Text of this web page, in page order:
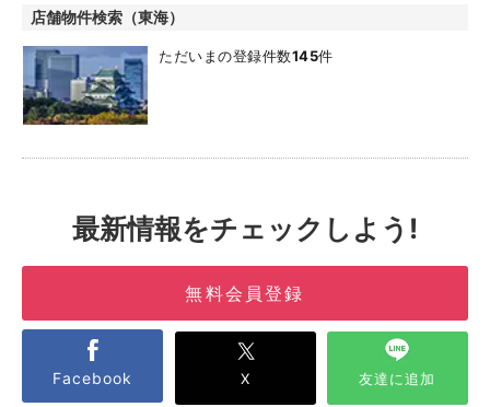
店舗物件検索（東海）
ただいまの登録件数145件
最新情報をチェックしよう!
無料会員登録
Facebook X 友達に追加